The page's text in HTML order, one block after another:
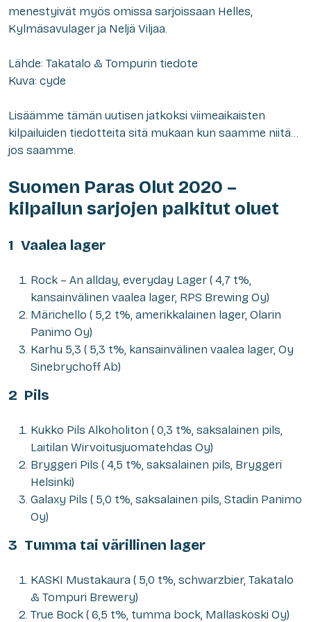
menestyivät myös omissa sarjoissaan Helles,
Kylmäsavulager ja Neljä Viljaa.
Lähde: Takatalo & Tompurin tiedote
Kuva: cyde
Lisäämme tämän uutisen jatkoksi viimeaikaisten
kilpailuiden tiedotteita sitä mukaan kun saamme niitä…
jos saamme.
Suomen Paras Olut 2020 –
kilpailun sarjojen palkitut oluet
1 Vaalea lager
Rock – An allday, everyday Lager ( 4,7 t%,
kansainvälinen vaalea lager, RPS Brewing Oy)
Märichello ( 5,2 t%, amerikkalainen lager, Olarin
Panimo Oy)
Karhu 5,3 ( 5,3 t%, kansainvälinen vaalea lager, Oy
Sinebrychoff Ab)
2 Pils
Kukko Pils Alkoholiton ( 0,3 t%, saksalainen pils,
Laitilan Wirvoitusjuomatehdas Oy)
Bryggeri Pils ( 4,5 t%, saksalainen pils, Bryggeri
Helsinki)
Galaxy Pils ( 5,0 t%, saksalainen pils, Stadin Panimo
Oy)
3 Tumma tai värillinen lager
KASKI Mustakaura ( 5,0 t%, schwarzbier, Takatalo
& Tompuri Brewery)
True Bock ( 6,5 t%, tumma bock, Mallaskoski Oy)